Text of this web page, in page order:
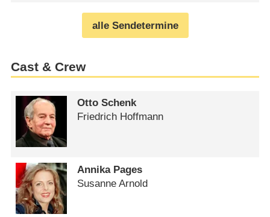
alle Sendetermine
Cast & Crew
Otto Schenk
Friedrich Hoffmann
Annika Pages
Susanne Arnold